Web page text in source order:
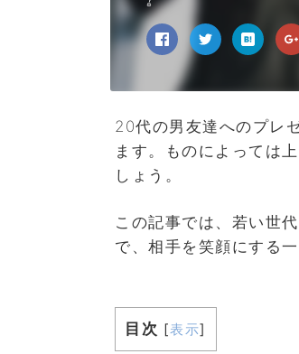
20代の男友達へのプレ
ます。ものによっては
しょう。
この記事では、若い世
で、相手を笑顔にする
目次 [表示]